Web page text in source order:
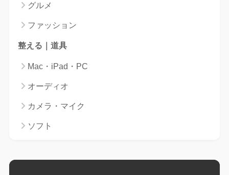
グルメ
ファッション
整える｜道具
Mac・iPad・PC
オーディオ
カメラ・マイク
ソフト